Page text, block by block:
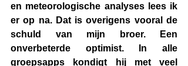
en meteorologische analyses lees ik
er op na. Dat is overigens vooral de
schuld van mijn broer. Een
onverbeterde optimist. In alle
groepsapps kondigt hij met veel